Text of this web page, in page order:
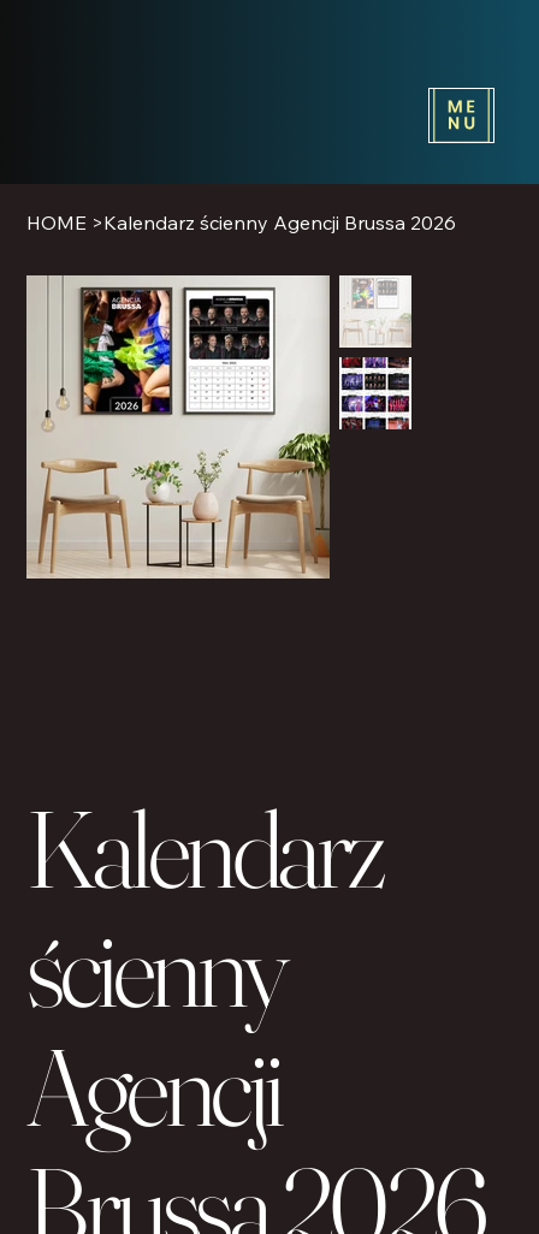
HOME >Kalendarz ścienny Agencji Brussa 2026
Kalendarz
ścienny
Agencji
Brussa 2026